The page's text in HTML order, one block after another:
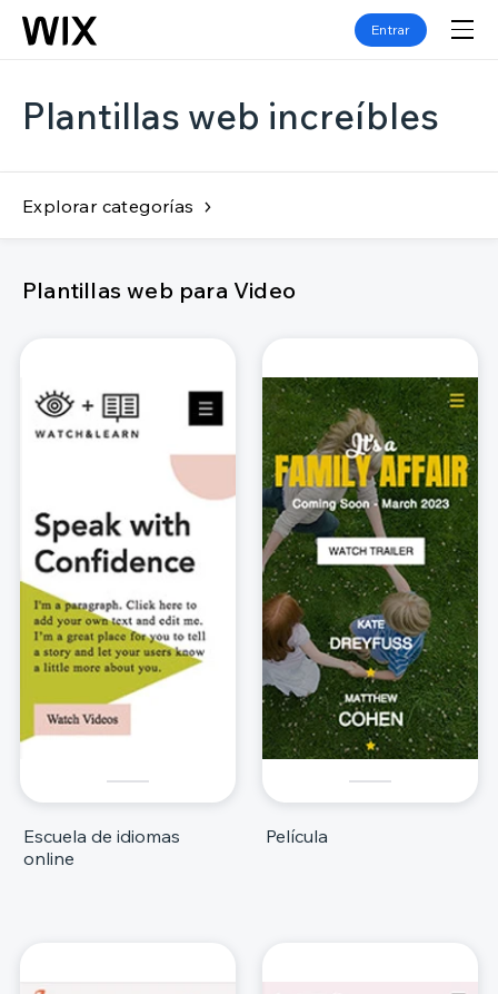
Entrar
Plantillas web increíbles
Explorar categorías
Plantillas web para Video
Escuela de idiomas
online
Película